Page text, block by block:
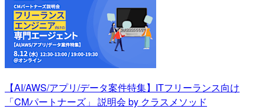
【AI/AWS/アプリ/データ案件特集】ITフリーランス向け
「CMパートナーズ」 説明会 by クラスメソッド